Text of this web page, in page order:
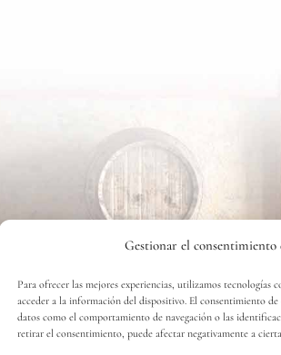
Gestionar el consentimiento
Para ofrecer las mejores experiencias, utilizamos tecnologías
acceder a la información del dispositivo. El consentimiento
datos como el comportamiento de navegación o las
retirar el consentimiento, puede afectar negativamente a